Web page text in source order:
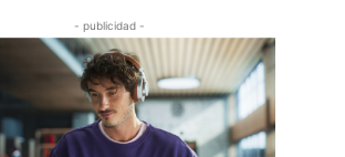
- publicidad -